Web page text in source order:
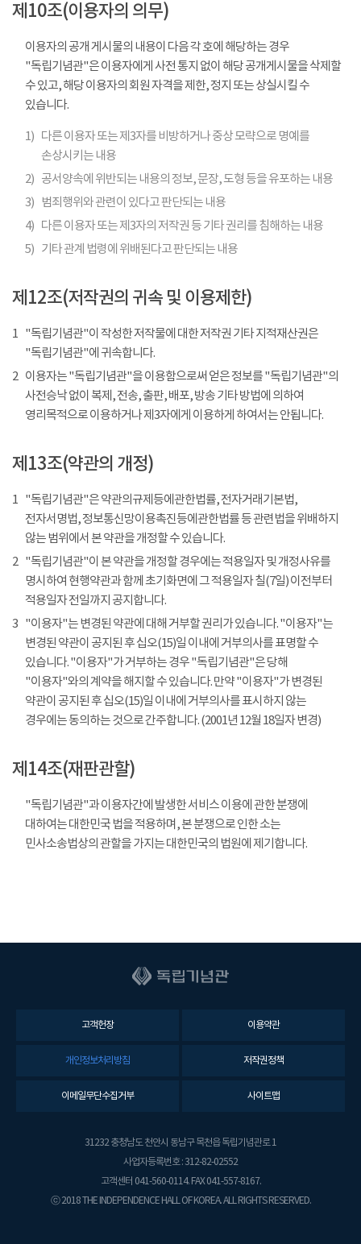
제10조(이용자의 의무)
이용자의 공개 게시물의 내용이 다음 각 호에 해당하는 경우
"독립기념관"은 이용자에게 사전 통지 없이 해당 공개게시물을 삭제할
수 있고, 해당 이용자의 회원 자격을 제한, 정지 또는 상실시킬 수
있습니다.
1) 다른 이용자 또는 제3자를 비방하거나 중상 모략으로 명예를
손상시키는 내용
2) 공서양속에 위반되는 내용의 정보, 문장, 도형 등을 유포하는 내용
3)
범죄행위와 관련이 있다고 판단되는 내용
4) 다른 이용자 또는 제3자의 저작권 등 기타 권리를 침해하는 내용
5) 기타 관계 법령에 위배된다고 판단되는 내용
제12조(저작권의 귀속 및 이용제한)
1 "독립기념관"이 작성한 저작물에 대한 저작권 기타 지적재산권은
"독립기념관"에 귀속합니다.
2 이용자는 "독립기념관"을 이용함으로써 얻은 정보를 "독립기념관"의
사전승낙 없이 복제, 전송, 출판, 배포, 방송 기타 방법에 의하여
영리목적으로 이용하거나 제3자에게 이용하게 하여서는 안됩니다.
제13조(약관의 개정)
1 "독립기념관"은 약관의규제등에관한법률, 전자거래기본법,
전자서명법, 정보통신망이용촉진등에관한법률 등 관련법을 위배하지
않는 범위에서 본 약관을 개정할 수 있습니다.
2 "독립기념관"이 본 약관을 개정할 경우에는 적용일자 및 개정사유를
명시하여 현행약관과 함께 초기화면에 그 적용일자 칠(7일) 이전부터
적용일자 전일까지 공지합니다.
3 "이용자"는 변경된 약관에 대해 거부할 권리가 있습니다. "이용자"는
변경된 약관이 공지된 후 십오(15)일 이내에 거부의사를 표명할 수
있습니다. "이용자"가 거부하는 경우 "독립기념관"은 당해
"이용자"와의 계약을 해지할 수 있습니다. 만약 "이용자"가 변경된
약관이 공지된 후 십오(15)일 이내에 거부의사를 표시하지 않는
경우에는 동의하는 것으로 간주합니다. (2001년 12월 18일자 변경)
제14조(재판관할)
"독립기념관"과 이용자간에 발생한 서비스 이용에 관한 분쟁에
대하여는 대한민국 법을 적용하며, 본 분쟁으로 인한 소는
민사소송법상의 관할을 가지는 대한민국의 법원에 제기합니다.
고객헌장 이용약관
개인정보처리방침 저작권정책
이메일무단수집거부 사이트맵
31232 충청남도 천안시 동남구 목천읍 독립기념관로 1
사업자등록번호 : 312-82-02552
고객센터 041-560-0114. FAX 041-557-8167.
ⓒ 2018 THE INDEPENDENCE HALL OF KOREA. ALL RIGHTS RESERVED.